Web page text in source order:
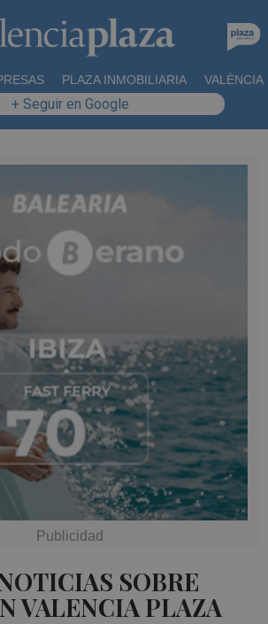
PLAZA INMOBILIARIA VALÈNCIA
+ Seguir en Google
SOBRE
VALENCIA PLAZA